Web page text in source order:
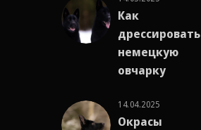
Как
дрессировать
немецкую
овчарку
14.04.2025
Окрасы